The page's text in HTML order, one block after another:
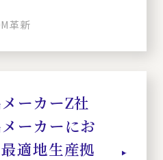
革新
ーカーZ社
ーカーにお
適地生産拠